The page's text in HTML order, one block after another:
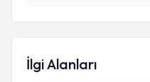
İlgi Alanları